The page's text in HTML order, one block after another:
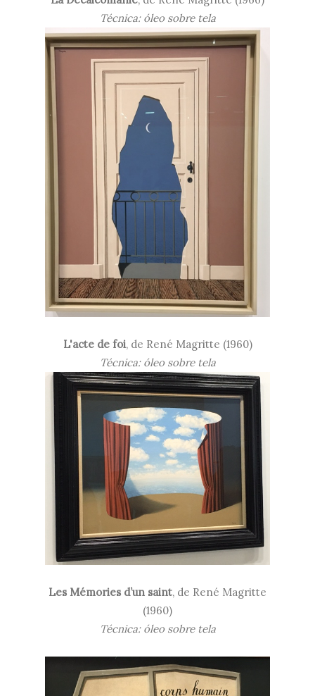
Técnica: óleo sobre tela
L'acte de foi, de René Magritte (1960)
Técnica: óleo sobre tela
Les Mémories d’un saint, de René Magritte
(1960)
Técnica: óleo sobre tela